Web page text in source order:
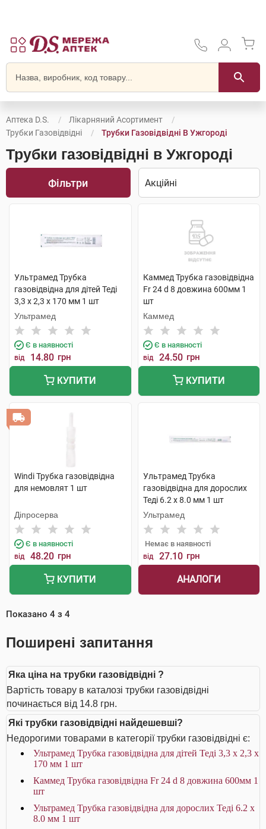
Аптека D.S.
Лікарняний Асортимент
Трубки Газовідвідні
Трубки Газовідвідні В Ужгороді
Трубки газовідвідні в Ужгороді
Фільтри
Ультрамед Трубка
газовідвідна для дітей Теді
3,3 х 2,3 х 170 мм 1 шт
Ультрамед
Є в наявності
від 14.80 грн
КУПИТИ
Каммед Трубка газовідвідна
Fr 24 d 8 довжина 600мм 1
шт
Каммед
Є в наявності
від 24.50 грн
КУПИТИ
Windi Трубка газовідвідна
для немовлят 1 шт
Діпросерва
Є в наявності
від 48.20 грн
КУПИТИ
Ультрамед Трубка
газовідвідна для дорослих
Теді 6.2 х 8.0 мм 1 шт
Ультрамед
Немає в наявності
від 27.10 грн
АНАЛОГИ
Показано 4 з 4
Поширені запитання
Яка ціна на трубки газовідвідні ?
Вартість товару в каталозі трубки газовідвідні
починається від 14.8 грн.
Які трубки газовідвідні найдешевші?
Недорогими товарами в категорії трубки газовідвідні є:
Ультрамед Трубка газовідвідна для дітей Теді 3,3 х 2,3 х
170 мм 1 шт
Каммед Трубка газовідвідна Fr 24 d 8 довжина 600мм 1
шт
Ультрамед Трубка газовідвідна для дорослих Теді 6.2 х
8.0 мм 1 шт